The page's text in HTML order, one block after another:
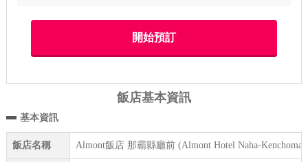
飯店基本資訊
基本資訊
飯店名稱 Almont飯店 那霸縣廳前 (Almont Hotel Naha-